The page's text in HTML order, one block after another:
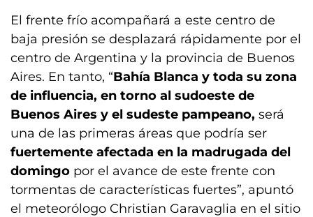
El frente frío acompañará a este centro de
baja presión se desplazará rápidamente por el
centro de Argentina y la provincia de Buenos
Aires. En tanto, “Bahía Blanca y toda su zona
de influencia, en torno al sudoeste de
Buenos Aires y el sudeste pampeano, será
una de las primeras áreas que podría ser
fuertemente afectada en la madrugada del
domingo por el avance de este frente con
tormentas de características fuertes”, apuntó
el meteorólogo Christian Garavaglia en el sitio